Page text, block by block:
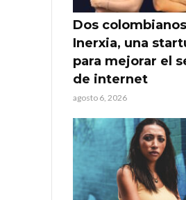
Dos
Inerxia, una
para mejorar el
de internet
agosto 6, 2026